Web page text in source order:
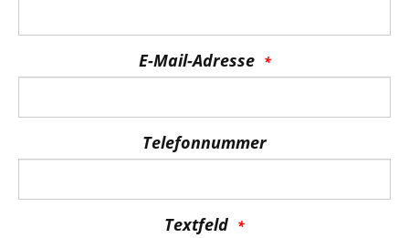
E-Mail-Adresse
Telefonnummer
Textfeld